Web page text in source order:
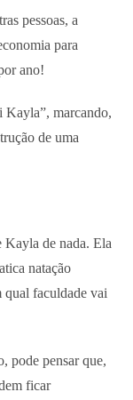
pessoas, a
para
ano!
Kayla”, marcando,
de uma
Kayla de nada. Ela
natação
qual faculdade vai
pode pensar que,
ficar